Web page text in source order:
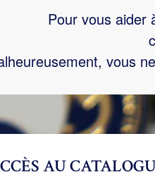
Pour vous aider
vous
AU